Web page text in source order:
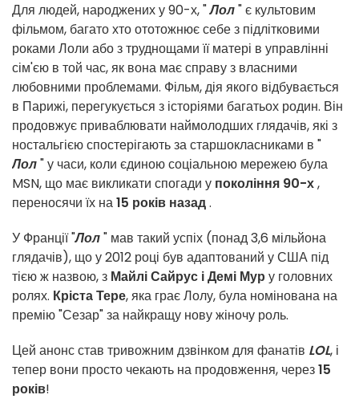
Для людей, народжених у 90-х, "Лол" є культовим
фільмом, багато хто ототожнює себе з підлітковими
роками Лоли або з труднощами її матері в управлінні
сім'єю в той час, як вона має справу з власними
любовними проблемами. Фільм, дія якого відбувається
в Парижі, перегукується з історіями багатьох родин. Він
продовжує приваблювати наймолодших глядачів, які з
ностальгією спостерігають за старшокласниками в "
Лол" у часи, коли єдиною соціальною мережею була
MSN, що має викликати спогади у покоління 90-х,
переносячи їх на15 років назад.
У Франції "Лол" мав такий успіх (понад 3,6 мільйона
глядачів), що у 2012 році був адаптований у США під
тією ж назвою, з Майлі Сайрус і Демі Мур у головних
ролях. Кріста Тере, яка грає Лолу, була номінована на
премію "Сезар" за найкращу нову жіночу роль.
Цей анонс став тривожним дзвінком для фанатів LOL, і
тепер вони просто чекають на продовження, через15
років!